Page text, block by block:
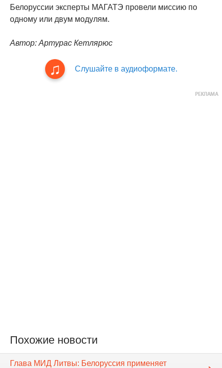
Белоруссии эксперты МАГАТЭ провели миссию по
одному или двум модулям.
Автор: Артурас Кетлярюс
Слушайте в аудиоформате.
Похожие новости
Глава МИД Литвы: Белоруссия применяет